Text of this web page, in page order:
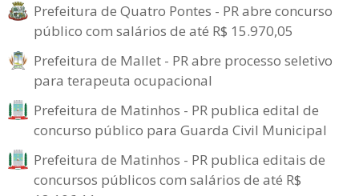
Prefeitura de Quatro Pontes - PR abre concurso
público com salários de até R$ 15.970,05
Prefeitura de Mallet - PR abre processo seletivo
para terapeuta ocupacional
Prefeitura de Matinhos - PR publica edital de
concurso público para Guarda Civil Municipal
Prefeitura de Matinhos - PR publica editais de
concursos públicos com salários de até R$